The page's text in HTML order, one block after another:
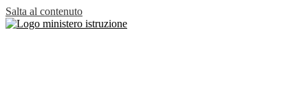
Salta al contenuto